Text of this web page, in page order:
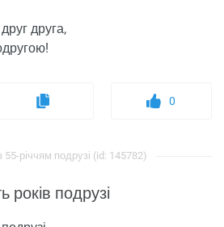
друга,
0
55-річчям подрузі (id: 145782)
років подрузі